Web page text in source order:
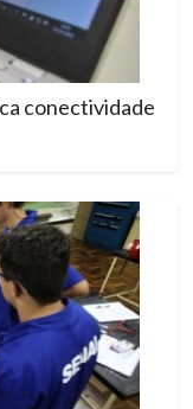
conectividade